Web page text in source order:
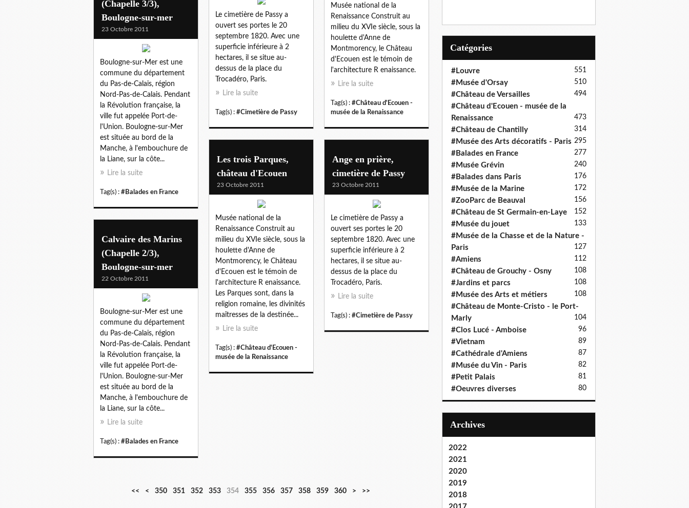
Musée national de la
Renaissance Construit au
milieu du XVIe siècle, sous la
houlette d'Anne de
Montmorency, le Château
d'Ecouen est le témoin de
l'architecture R enaissance.
Lire la suite
Tag(s) : #Château d'Ecouen -
musée de la Renaissance
Le cimetière de Passy a
ouvert ses portes le 20
septembre 1820. Avec une
superficie inférieure à 2
hectares, il se situe au-
dessus de la place du
Trocadéro, Paris.
Lire la suite
Tag(s) : #Cimetière de Passy
(Chapelle 3/3),
Boulogne-sur-mer
23 Octobre 2011
Boulogne-sur-Mer est une
commune du département
du Pas-de-Calais, région
Nord-Pas-de-Calais. Pendant
la Révolution française, la
ville fut appelée Port-de-
l'Union. Boulogne-sur-Mer
est située au bord de la
Manche, à l'embouchure de
la Liane, sur la côte...
Lire la suite
Tag(s) : #Balades en France
Les trois Parques,
château d'Ecouen
23 Octobre 2011
Musée national de la
Renaissance Construit au
milieu du XVIe siècle, sous la
houlette d'Anne de
Montmorency, le Château
d'Ecouen est le témoin de
l'architecture R enaissance.
Les Parques sont, dans la
religion romaine, les divinités
maîtresses de la destinée...
Lire la suite
Tag(s) : #Château d'Ecouen -
musée de la Renaissance
Ange en prière,
cimetière de Passy
23 Octobre 2011
Le cimetière de Passy a
ouvert ses portes le 20
septembre 1820. Avec une
superficie inférieure à 2
hectares, il se situe au-
dessus de la place du
Trocadéro, Paris.
Lire la suite
Tag(s) : #Cimetière de Passy
Calvaire des Marins
(Chapelle 2/3),
Boulogne-sur-mer
22 Octobre 2011
Boulogne-sur-Mer est une
commune du département
du Pas-de-Calais, région
Nord-Pas-de-Calais. Pendant
la Révolution française, la
ville fut appelée Port-de-
l'Union. Boulogne-sur-Mer
est située au bord de la
Manche, à l'embouchure de
la Liane, sur la côte...
Lire la suite
Tag(s) : #Balades en France
<< <
3
3
3
3
3
350 351 352 353 354 355 356 357 358 359 360
3
3
3
4
5
> >>
Catégories
#Louvre 551
#Musée d'Orsay 510
#Château de Versailles 494
#Château d'Ecouen - musée de la
Renaissance
473
#Château de Chantilly 314
#Musée des Arts décoratifs - Paris 295
#Balades en France 277
#Musée Grévin 240
#Balades dans Paris 176
#Musée de la Marine 172
#ZooParc de Beauval 156
#Château de St Germain-en-Laye 152
#Musée du jouet 133
#Musée de la Chasse et de la Nature -
Paris
127
#Amiens 112
#Château de Grouchy - Osny 108
#Jardins et parcs 108
#Musée des Arts et métiers 108
#Château de Monte-Cristo - le Port-
Marly
104
#Clos Lucé - Amboise 96
#Vietnam 89
#Cathédrale d'Amiens 87
#Musée du Vin - Paris 82
#Petit Palais 81
#Oeuvres diverses 80
Archives
2022
2021
2020
2019
2018